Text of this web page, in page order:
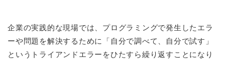
企業の実践的な現場では、プログラミングで発生したエラ
ーや問題を解決するために「自分で調べて、自分で試す」
というトライアンドエラーをひたすら繰り返すことになり